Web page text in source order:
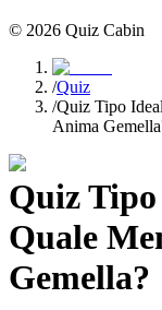
© 2026 Quiz Cabin
/Quiz
/Quiz Tipo
Anima
Quiz
Quale
Gemella?